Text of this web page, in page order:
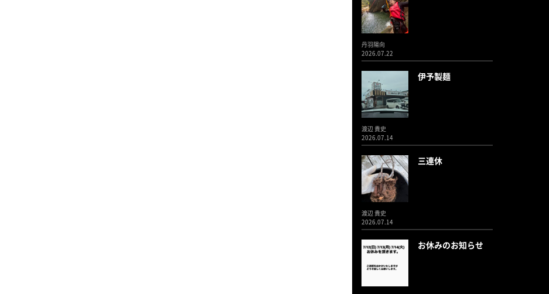
丹羽陽向
2026.07.22
伊予製麺
渡辺 貴史
2026.07.14
三連休
渡辺 貴史
2026.07.14
お休みのお知らせ